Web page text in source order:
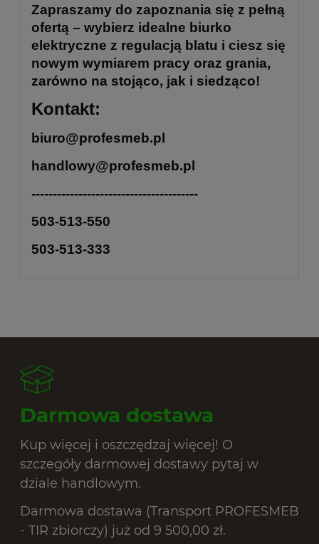
Zapraszamy do zapoznania się z pełną
ofertą – wybierz idealne biurko
elektryczne z regulacją blatu i ciesz się
nowym wymiarem pracy oraz grania,
zarówno na stojąco, jak i siedząco!
Kontakt:
biuro@profesmeb.pl
handlowy@profesmeb.pl
---------------------------------------
503-513-550
503-513-333
Darmowa dostawa
Kup więcej i oszczędzaj więcej! O
szczegóły darmowej dostawy pytaj w
dziale handlowym.
Darmowa dostawa (Transport PROFESMEB
- TIR zbiorczy) już od 9 500,00 zł.